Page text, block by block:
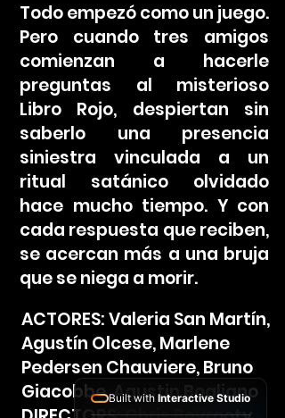
Todo empezó como un juego.
Pero cuando tres amigos
comienzan a hacerle
preguntas al misterioso
Libro Rojo, despiertan sin
saberlo una presencia
siniestra vinculada a un
ritual satánico olvidado
hace mucho tiempo. Y con
cada respuesta que reciben,
se acercan más a una bruja
que se niega a morir.
ACTORES: Valeria San Martín,
Agustín Olcese, Marlene
Pedersen Chauviere, Bruno
Giacobbe, Agustin Bogliano
Built with Interactive Studio